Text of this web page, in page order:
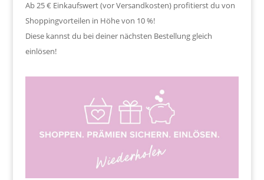
Ab 25 € Einkaufswert (vor Versandkosten) profitierst du von
Shoppingvorteilen in Höhe von 10 %!
Diese kannst du bei deiner nächsten Bestellung gleich
einlösen!